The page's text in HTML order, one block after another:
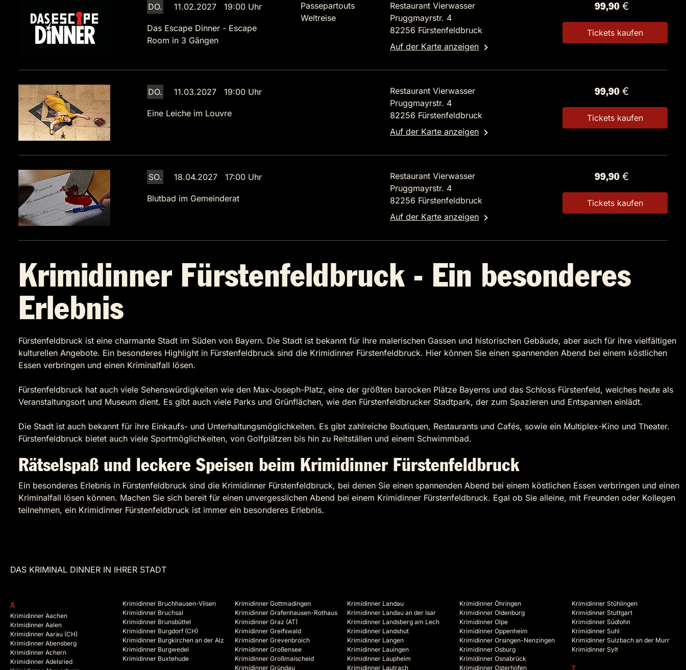
DO. 11.02.2027 19:00 Uhr
Das Escape Dinner - Escape
Room in 3 Gängen
Passepartouts
Weltreise
Restaurant Vierwasser
Pruggmayrstr. 4
82256 Fürstenfeldbruck
Auf der Karte anzeigen
99,90 €
Tickets kaufen
DO. 11.03.2027 19:00 Uhr
Eine Leiche im Louvre
Restaurant Vierwasser
Pruggmayrstr. 4
82256 Fürstenfeldbruck
Auf der Karte anzeigen
99,90 €
Tickets kaufen
SO. 18.04.2027 17:00 Uhr
Blutbad im Gemeinderat
Restaurant Vierwasser
Pruggmayrstr. 4
82256 Fürstenfeldbruck
Auf der Karte anzeigen
99,90 €
Tickets kaufen
Krimidinner Fürstenfeldbruck - Ein besonderes
Erlebnis
Fürstenfeldbruck ist eine charmante Stadt im Süden von Bayern. Die Stadt ist bekannt für ihre malerischen Gassen und historischen Gebäude, aber auch für ihre vielfältigen
kulturellen Angebote. Ein besonderes Highlight in Fürstenfeldbruck sind die Krimidinner Fürstenfeldbruck. Hier können Sie einen spannenden Abend bei einem köstlichen
Essen verbringen und einen Kriminalfall lösen.
Fürstenfeldbruck hat auch viele Sehenswürdigkeiten wie den Max-Joseph-Platz, eine der größten barocken Plätze Bayerns und das Schloss Fürstenfeld, welches heute als
Veranstaltungsort und Museum dient. Es gibt auch viele Parks und Grünflächen, wie den Fürstenfeldbrucker Stadtpark, der zum Spazieren und Entspannen einlädt.
Die Stadt ist auch bekannt für ihre Einkaufs- und Unterhaltungsmöglichkeiten. Es gibt zahlreiche Boutiquen, Restaurants und Cafés, sowie ein Multiplex-Kino und Theater.
Fürstenfeldbruck bietet auch viele Sportmöglichkeiten, von Golfplätzen bis hin zu Reitställen und einem Schwimmbad.
Rätselspaß und leckere Speisen beim Krimidinner Fürstenfeldbruck
Ein besonderes Erlebnis in Fürstenfeldbruck sind die Krimidinner Fürstenfeldbruck, bei denen Sie einen spannenden Abend bei einem köstlichen Essen verbringen und einen
Kriminalfall lösen können. Machen Sie sich bereit für einen unvergesslichen Abend bei einem Krimidinner Fürstenfeldbruck. Egal ob Sie alleine, mit Freunden oder Kollegen
teilnehmen, ein Krimidinner Fürstenfeldbruck ist immer ein besonderes Erlebnis.
DAS KRIMINAL DINNER IN IHRER STADT
A
Krimidinner Aachen
Krimidinner Aalen
Krimidinner Aarau (CH)
Krimidinner Abensberg
Krimidinner Achern
Krimidinner Adelsried
Krimidinner Bruchhausen-Vilsen
Krimidinner Bruchsal
Krimidinner Brunsbüttel
Krimidinner Burgdorf (CH)
Krimidinner Burgkirchen an der Alz
Krimidinner Burgwedel
Krimidinner Buxtehude
Krimidinner Gottmadingen
Krimidinner Grafenhausen-Rothaus
Krimidinner Graz (AT)
Krimidinner Greifswald
Krimidinner Grevenbroich
Krimidinner Großensee
Krimidinner Großmaischeid
Krimidinner Gründau
Krimidinner Landau
Krimidinner Landau an der Isar
Krimidinner Landsberg am Lech
Krimidinner Landshut
Krimidinner Langen
Krimidinner Lauingen
Krimidinner Laupheim
Krimidinner Lautrach
Krimidinner Öhringen
Krimidinner Oldenburg
Krimidinner Olpe
Krimidinner Oppenheim
Krimidinner Orsingen-Nenzingen
Krimidinner Osburg
Krimidinner Osnabrück
Krimidinner Osterhofen
Krimidinner Stühlingen
Krimidinner Stuttgart
Krimidinner Südlohn
Krimidinner Suhl
Krimidinner Sulzbach an der Murr
Krimidinner Sylt